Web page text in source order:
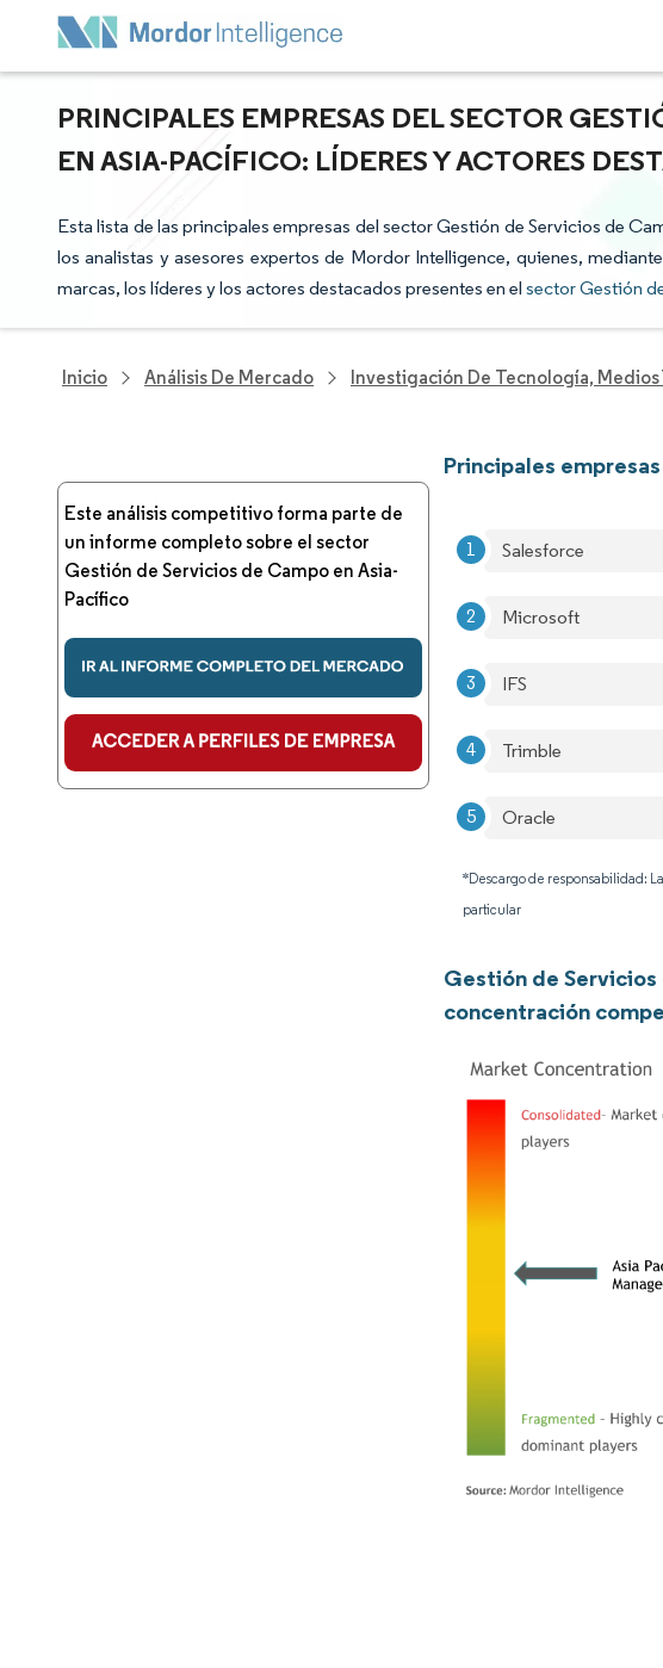
PRINCIPALES EMPRESAS DEL SECTOR
EN ASIA-PACÍFICO: LÍDERES Y ACTORES
Esta lista de las principales empresas del sector Gestión de Servicios de
los analistas y asesores expertos de Mordor Intelligence, quienes,
marcas, los líderes y los actores destacados presentes en el sector Gestión
Inicio Análisis De Mercado Investigación De Tecnología,
Este análisis competitivo forma parte de
un informe completo sobre el sector
Gestión de Servicios de Campo en Asia-
Pacífico
Principales
Salesforce
Microsoft
IFS
Trimble
Oracle
*Descargo de responsabilidad:
particular
Gestión de Servicios
concentración